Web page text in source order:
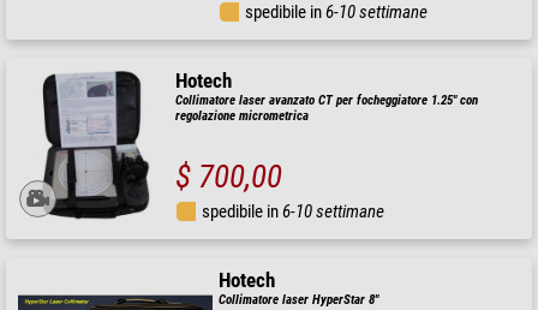
spedibile in6-10 settimane
Hotech
Collimatore laser avanzato CT per focheggiatore 1.25" con
regolazione micrometrica
$ 700,00
spedibile in6-10 settimane
Hotech
Collimatore laser HyperStar 8"